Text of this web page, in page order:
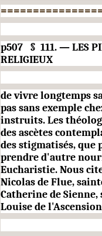
p507 § 111. — LES
RELIGIEUX
de vivre longtemps
pas sans exemple
instruits. Les
des ascètes
des stigmatisés,
prendre d'autre
Eucharistie. Nous
Nicolas de Flue,
Catherine de
Louise de